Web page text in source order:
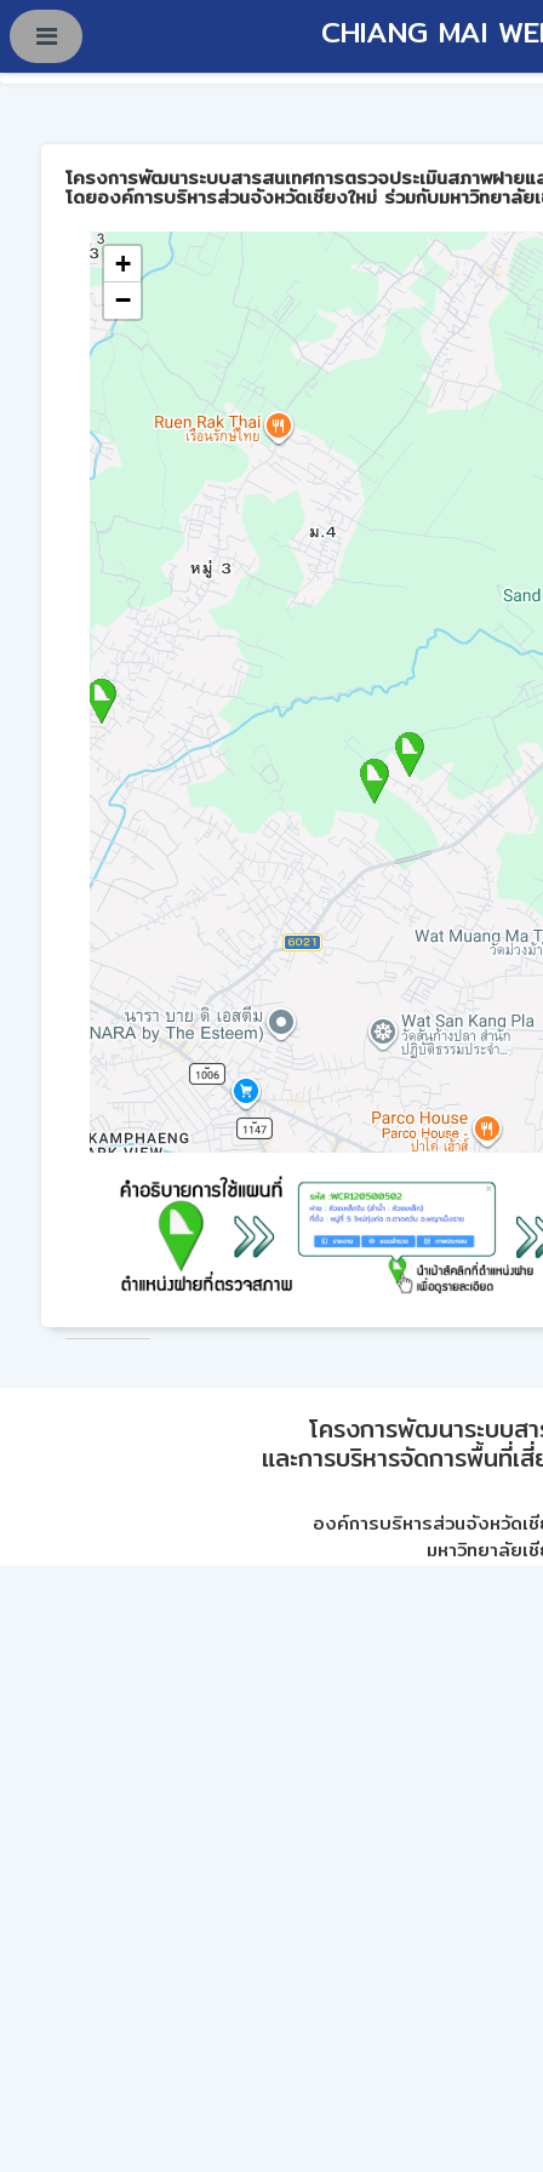
CHIANG MAI
โครงการพัฒนาระบบสารสนเทศการตรวจประเมินสภาพฝาย
โดยองค์การบริหารส่วนจังหวัดเชียงใหม่ ร่วมกับมหาวิทยาลัย
+
−
โครงการพัฒนาระบบส
และการบริหารจัดการพื้นที่เ
องค์การบริหารส่วนจังหวัดเ
มหาวิทยาลัยเ